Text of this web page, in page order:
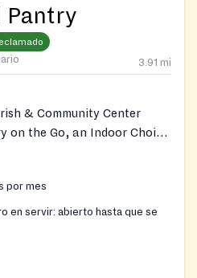
Pantry
3.91 mi
& Community Center
on the Go, an Indoor Choice
schedules, detailed
for the Indoor
also maintains a community
por mes
en servir: abierto hasta que se